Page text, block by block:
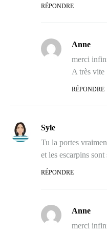
RÉPONDRE
Anne
merci
A très vite
RÉPONDRE
Syle
Tu la portes
et les escarpins
RÉPONDRE
Anne
merci